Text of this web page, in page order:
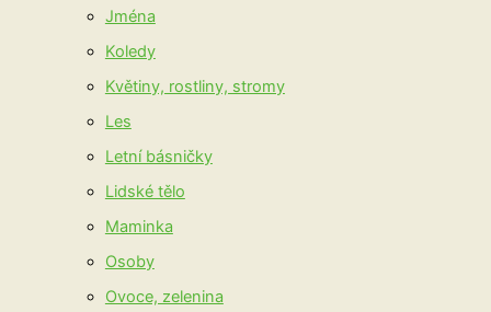
Jména
Koledy
Květiny, rostliny, stromy
Les
Letní básničky
Lidské tělo
Maminka
Osoby
Ovoce, zelenina